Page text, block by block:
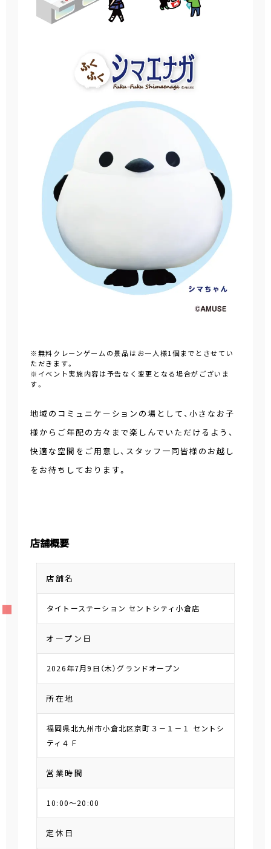
※無料クレーンゲームの景品はお一人様1個までとさせてい
ただきます。
※イベント実施内容は予告なく変更となる場合がございま
す。
地域のコミュニケーションの場として、小さなお子
様からご年配の方々まで楽しんでいただけるよう、
快適な空間をご用意し、スタッフ一同皆様のお越し
をお待ちしております。
店舗概要
店舗名
タイトーステーション セントシティ小倉店
オープン日
2026年7月9日（木）グランドオープン
所在地
福岡県北九州市小倉北区京町３－１－１ セントシ
ティ４Ｆ
営業時間
10:00～20:00
定休日